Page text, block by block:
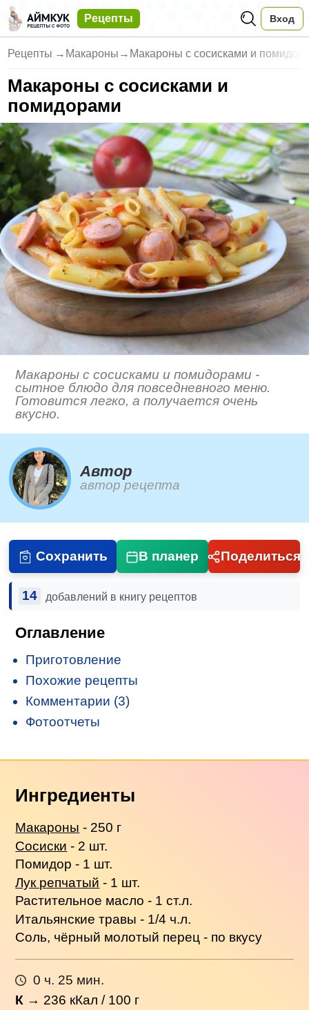
Рецепты Вход
Рецепты → Макароны → Макароны с сосисками и помидор
Макароны с сосисками и
помидорами
Макароны с сосисками и помидорами -
сытное блюдо для повседневного меню.
Готовится легко, а получается очень
вкусно.
Автор
автор рецепта
Сохранить В планер Поделиться
14 добавлений в книгу рецептов
Оглавление
Приготовление
Похожие рецепты
Комментарии (3)
Фотоотчеты
Ингредиенты
Макароны - 250 г
Сосиски - 2 шт.
Помидор - 1 шт.
Лук репчатый - 1 шт.
Растительное масло - 1 ст.л.
Итальянские травы - 1/4 ч.л.
Соль, чёрный молотый перец - по вкусу
0 ч. 25 мин.
К → 236 кКал / 100 г